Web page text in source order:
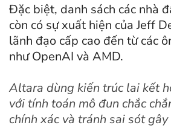
Đặc biệt, danh sách các nhà
còn có sự xuất hiện của Jeff
lãnh đạo cấp cao đến từ các
như OpenAI và AMD.
Altara dùng kiến trúc lai kết
với tính toán mô đun chắc
chính xác và tránh sai sót